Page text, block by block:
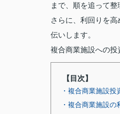
まで、順を追って整
さらに、利回りを
伝いします。
複合商業施設への投
【目次】
・複合商業施設
・複合商業施設